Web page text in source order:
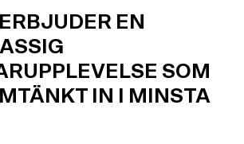
EN
SOM
IN I MINSTA